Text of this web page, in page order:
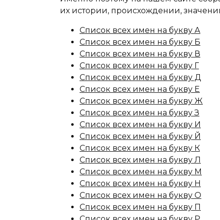
их истории, происхождении,
Список всех имен на букву А
Список всех имен на букву Б
Список всех имен на букву В
Список всех имен на букву Г
Список всех имен на букву Д
Список всех имен на букву Е
Список всех имен на букву Ж
Список всех имен на букву З
Список всех имен на букву И
Список всех имен на букву Й
Список всех имен на букву К
Список всех имен на букву Л
Список всех имен на букву М
Список всех имен на букву Н
Список всех имен на букву О
Список всех имен на букву П